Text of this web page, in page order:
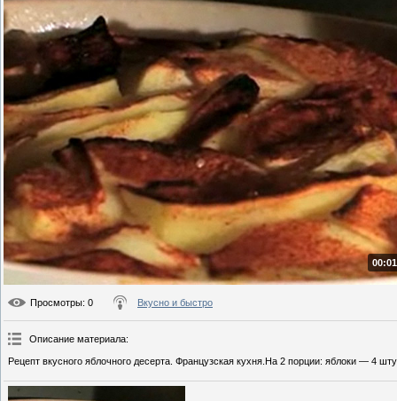
Просмотры: 0 Вкусно и быстро
Описание материала:
Рецепт вкусного яблочного десерта. Французская кухня.На 2 порции: яблоки — 4